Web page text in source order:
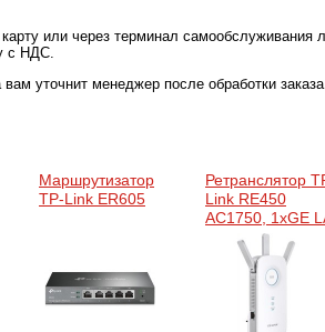
или через терминал самообслуживания
с НДС.
уточнит менеджер после обработки
Маршрутизатор
TP-Link ER605
Ретранслятор
Link RE450
AC1750, 1хGE
(RE450)